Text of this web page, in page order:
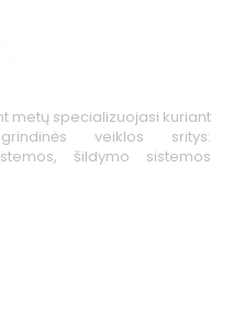
metų specializuojasi kuriant
veiklos sritys:
šildymo sistemos